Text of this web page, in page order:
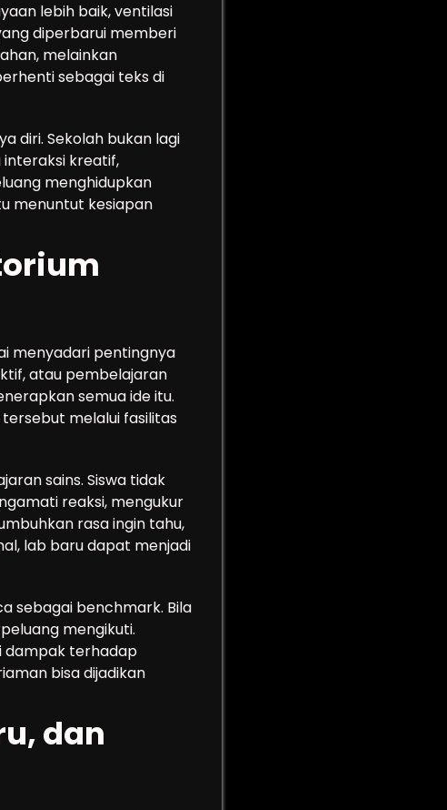
lebih baik, ventilasi
diperbarui memberi
melainkan
sebagai teks di
diri. Sekolah bukan lagi
kreatif,
menghidupkan
menuntut kesiapan
menyadari pentingnya
atau pembelajaran
semua ide itu.
melalui fasilitas
sains. Siswa tidak
reaksi, mengukur
rasa ingin tahu,
lab baru dapat menjadi
sebagai benchmark. Bila
mengikuti.
dampak terhadap
bisa dijadikan
dan